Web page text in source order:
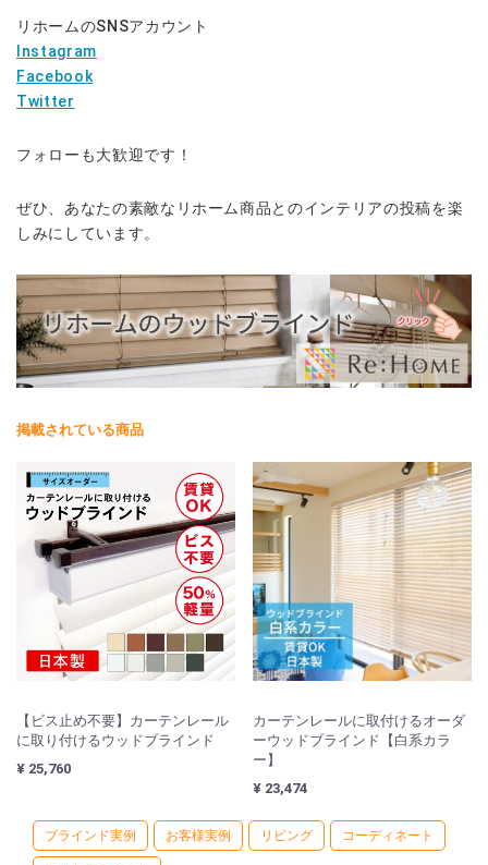
リホームのSNSアカウント
Instagram
Facebook
Twitter
フォローも大歓迎です！
ぜひ、あなたの素敵なリホーム商品とのインテリアの投稿を楽
しみにしています。
掲載されている商品
【ビス止め不要】カーテンレール
に取り付けるウッドブラインド
¥ 25,760
カーテンレールに取付けるオーダ
ーウッドブラインド【白系カラ
ー】
¥ 23,474
ブラインド実例 お客様実例 リビング コーディネート